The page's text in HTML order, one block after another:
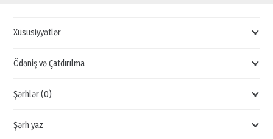
KİLİDLƏR,
KİLİD
SATIŞI
Xüsusiyyətlər
Ödəniş və Çatdırılma
Şərhlər (0)
Şərh yaz